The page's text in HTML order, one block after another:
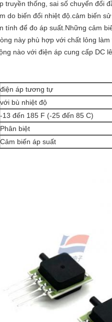
truyền thống, sai số chuyển đổi
do biến đổi nhiệt độ.cảm biến
tính để đo áp suất.Những cảm
này phù hợp với chất lỏng
nào với điện áp cung cấp DC
điện áp tương tự
với bù nhiệt độ
-13 đến 185 F (-25 đến 85 C)
Phân biệt
Cảm biến áp suất